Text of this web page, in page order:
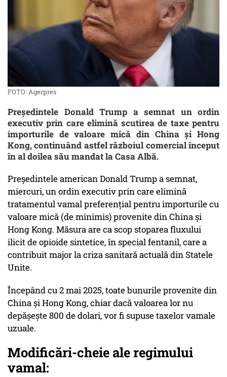
FOTO: Agerpres
Președintele Donald Trump a semnat un ordin
executiv prin care elimină scutirea de taxe pentru
importurile de valoare mică din China și Hong
Kong, continuând astfel războiul comercial început
în al doilea său mandat la Casa Albă.
Președintele american Donald Trump a semnat,
miercuri, un ordin executiv prin care elimină
tratamentul vamal preferențial pentru importurile cu
valoare mică (de minimis) provenite din China și
Hong Kong. Măsura are ca scop stoparea fluxului
ilicit de opioide sintetice, în special fentanil, care a
contribuit major la criza sanitară actuală din Statele
Unite.
Începând cu 2 mai 2025, toate bunurile provenite din
China și Hong Kong, chiar dacă valoarea lor nu
depășește 800 de dolari, vor fi supuse taxelor vamale
uzuale.
Modificări-cheie ale regimului
vamal: